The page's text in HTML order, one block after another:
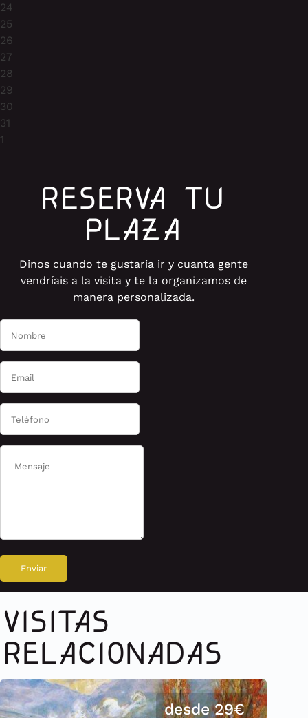
24
25
26
27
28
29
30
31
1
RESERVA TU
PLAZA
Dinos cuando te gustaría ir y cuanta gente
vendríais a la visita y te la organizamos de
manera personalizada.
VISITAS
RELACIONADAS
desde 29€